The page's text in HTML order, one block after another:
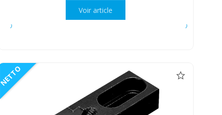
Voir article
NETTO